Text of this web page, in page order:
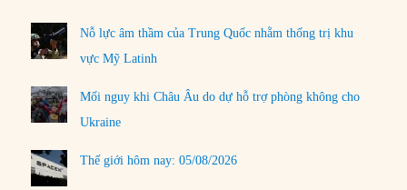
Nỗ lực âm thầm của Trung Quốc nhằm thống trị khu
vực Mỹ Latinh
Mối nguy khi Châu Âu do dự hỗ trợ phòng không cho
Ukraine
Thế giới hôm nay: 05/08/2026